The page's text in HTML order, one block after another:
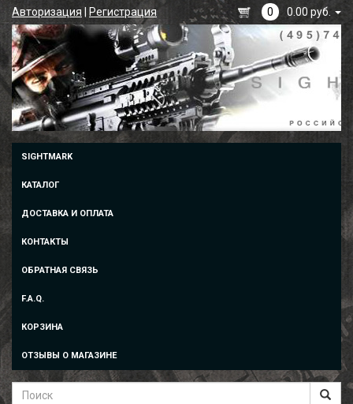
Авторизация Регистрация 0 0.00 руб.
SIGHTMARK
КАТАЛОГ
ДОСТАВКА И ОПЛАТА
КОНТАКТЫ
ОБРАТНАЯ СВЯЗЬ
F.A.Q.
КОРЗИНА
ОТЗЫВЫ О МАГАЗИНЕ